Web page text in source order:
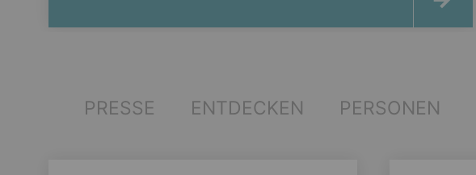
PRESSE ENTDECKEN PERSONEN